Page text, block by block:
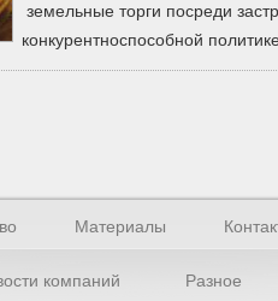
земельные торги посреди
конкурентноспособной
Материалы
компаний Разное